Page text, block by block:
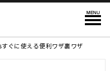
ぐに使える便利ワザ裏ワザ